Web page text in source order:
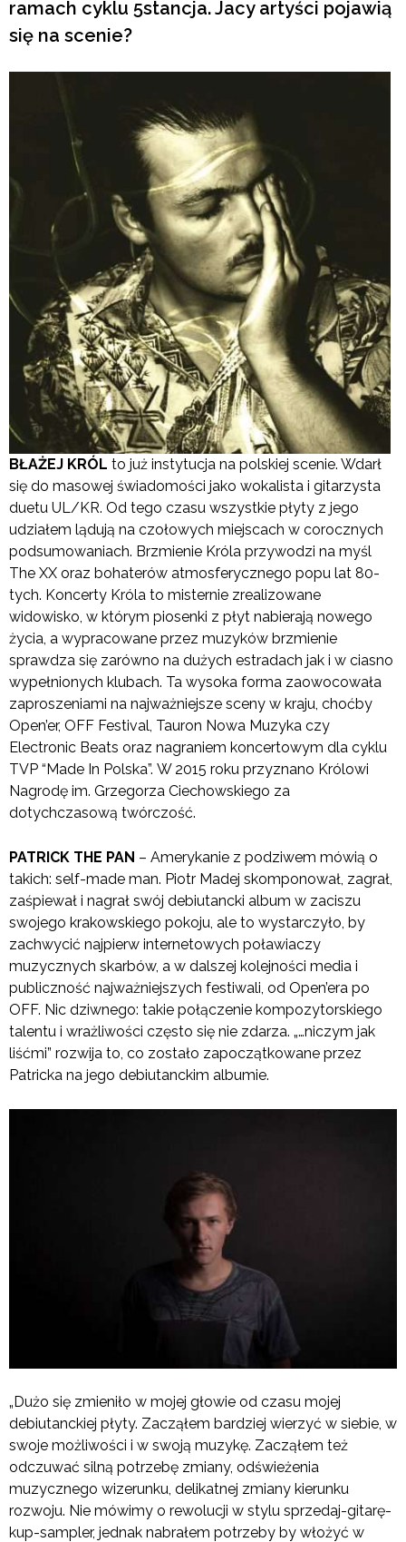
ramach cyklu 5stancja. Jacy artyści pojawią
się na scenie?
BŁAŻEJ KRÓL to już instytucja na polskiej scenie. Wdarł
się do masowej świadomości jako wokalista i gitarzysta
duetu UL/KR. Od tego czasu wszystkie płyty z jego
udziałem lądują na czołowych miejscach w corocznych
podsumowaniach. Brzmienie Króla przywodzi na myśl
The XX oraz bohaterów atmosferycznego popu lat 80-
tych. Koncerty Króla to misternie zrealizowane
widowisko, w którym piosenki z płyt nabierają nowego
życia, a wypracowane przez muzyków brzmienie
sprawdza się zarówno na dużych estradach jak i w ciasno
wypełnionych klubach. Ta wysoka forma zaowocowała
zaproszeniami na najważniejsze sceny w kraju, choćby
Open’er, OFF Festival, Tauron Nowa Muzyka czy
Electronic Beats oraz nagraniem koncertowym dla cyklu
TVP “Made In Polska”. W 2015 roku przyznano Królowi
Nagrodę im. Grzegorza Ciechowskiego za
dotychczasową twórczość.
PATRICK THE PAN – Amerykanie z podziwem mówią o
takich: self-made man. Piotr Madej skomponował, zagrał,
zaśpiewał i nagrał swój debiutancki album w zaciszu
swojego krakowskiego pokoju, ale to wystarczyło, by
zachwycić najpierw internetowych poławiaczy
muzycznych skarbów, a w dalszej kolejności media i
publiczność najważniejszych festiwali, od Open’era po
OFF. Nic dziwnego: takie połączenie kompozytorskiego
talentu i wrażliwości często się nie zdarza. „…niczym jak
liśćmi” rozwija to, co zostało zapoczątkowane przez
Patricka na jego debiutanckim albumie.
„Dużo się zmieniło w mojej głowie od czasu mojej
debiutanckiej płyty. Zacząłem bardziej wierzyć w siebie, w
swoje możliwości i w swoją muzykę. Zacząłem też
odczuwać silną potrzebę zmiany, odświeżenia
muzycznego wizerunku, delikatnej zmiany kierunku
rozwoju. Nie mówimy o rewolucji w stylu sprzedaj-gitarę-
kup-sampler, jednak nabrałem potrzeby by włożyć w